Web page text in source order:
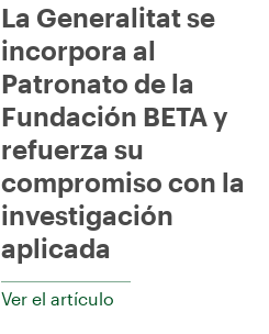
La Generalitat se
incorpora al
Patronato de la
Fundación BETA y
refuerza su
compromiso con la
investigación
aplicada
Ver el artículo